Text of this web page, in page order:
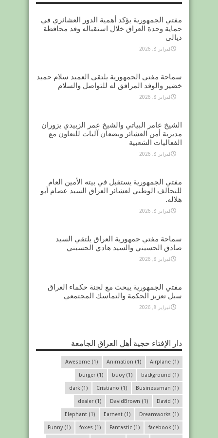
مفتي الجمهورية يؤكد أهمية الدور العشائري في
حماية وحدة العراق خلال استقباله وفد محافظة
ديالى
فبراير 8, 2026
سماحة مفتي الجمهورية يلتقي العميد سلام حميد
خضير والوفد المرافق له للتواصل والسلام
فبراير 8, 2026
الشيخ عامر البياتي والشيخ عمر الزبيدي يزوران
مديرية أمن العشائر ويضعان آليات للتعاون مع
الفعاليات الشعبية
فبراير 8, 2026
مفتي الجمهورية يستقبل في بيته الأمين العام
للتحالف الوطني لعشائر العراق السيد عصام أبو
هلاله.
فبراير 8, 2026
سماحة مفتي جمهورية العراق يلتقي السيد
صادق الحسيني والسيد هادي الحسيني
فبراير 8, 2026
مفتي الجمهورية يبحث مع لجنة حكماء العراق
سبل تعزيز الحكمة والتماسك المجتمعي
فبراير 8, 2026
دار الإفتاء حجية أهل العراق الجامعة
Airplane (1)
Animation (1)
Awesome (1)
background (1)
buoy(1)
burger (1)
Businessman (1)
Cristiano (1)
dark (1)
David (1)
DavidBrown (1)
dealer (1)
Dreamworks (1)
Earnest (1)
Elephant (1)
facebook (1)
Fantastic (1)
foxes (1)
Funny(1)